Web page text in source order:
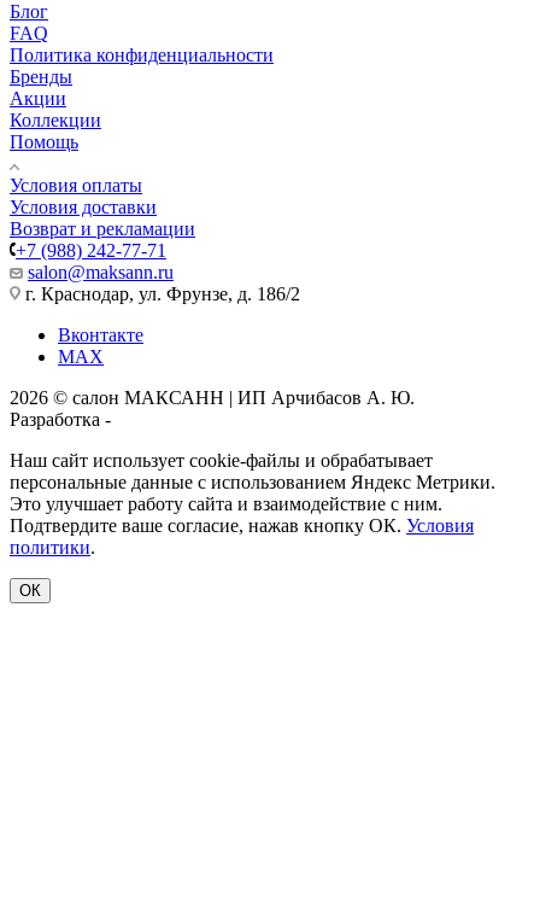
Блог
FAQ
Политика конфиденциальности
Бренды
Акции
Коллекции
Помощь
Условия оплаты
Условия доставки
Возврат и рекламации
+7 (988) 242-77-71
salon@maksann.ru
г. Краснодар, ул. Фрунзе, д. 186/2
Вконтакте
MAX
2026 © салон МАКСАНН | ИП Арчибасов А. Ю.
Разработка -
Наш сайт использует cookie-файлы и обрабатывает
персональные данные с использованием Яндекс Метрики.
Это улучшает работу сайта и взаимодействие с ним.
Подтвердите ваше согласие, нажав кнопку ОК. Условия
политики.
ОК